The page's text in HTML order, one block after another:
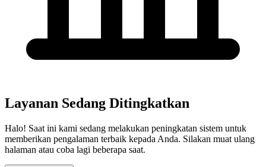
Layanan Sedang Ditingkatkan
Halo! Saat ini kami sedang melakukan peningkatan sistem untuk
memberikan pengalaman terbaik kepada Anda. Silakan muat ulang
halaman atau coba lagi beberapa saat.